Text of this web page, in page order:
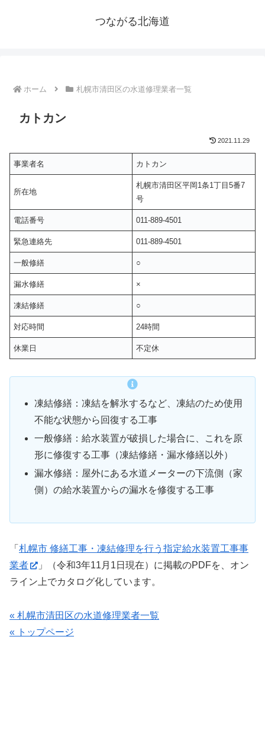
つながる北海道
ホーム 札幌市清田区の水道修理業者一覧
カトカン
2021.11.29
事業者名 カトカン
所在地
札幌市清田区平岡1条1丁目5番7
号
電話番号 011-889-4501
緊急連絡先 011-889-4501
一般修繕 ○
漏水修繕 ×
凍結修繕 ○
対応時間 24時間
休業日 不定休
凍結修繕：凍結を解氷するなど、凍結のため使用
不能な状態から回復する工事
一般修繕：給水装置が破損した場合に、これを原
形に修復する工事（凍結修繕・漏水修繕以外）
漏水修繕：屋外にある水道メーターの下流側（家
側）の給水装置からの漏水を修復する工事
「 札幌市 修繕工事・凍結修理を行う指定給水装置工事事
業者
」（令和3年11月1日現在）に掲載のPDFを、オン
ライン上でカタログ化しています。
« 札幌市清田区の水道修理業者一覧
« トップページ